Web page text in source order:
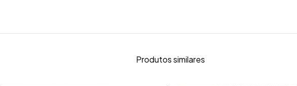
Produtos similares